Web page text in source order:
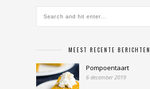
MEEST RECENTE BERICHTEN
Pompoentaart
6 december 2019